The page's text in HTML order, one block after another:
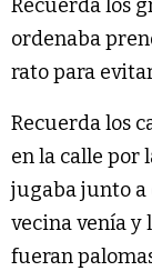
Recuerda los
ordenaba
rato para
Recuerda los
en la calle por
jugaba junto a
vecina venía y
fueran